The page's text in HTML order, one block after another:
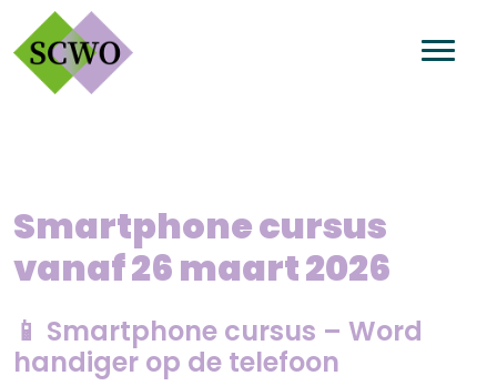
Smartphone cursus
vanaf 26 maart 2026
📱 Smartphone cursus – Word
handiger op de telefoon